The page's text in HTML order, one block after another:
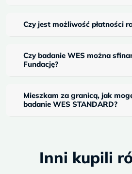
Czy jest możliwość płatności
Czy badanie WES można
Fundację?
Mieszkam za granicą, jak
badanie WES STANDARD?
Inni kupili